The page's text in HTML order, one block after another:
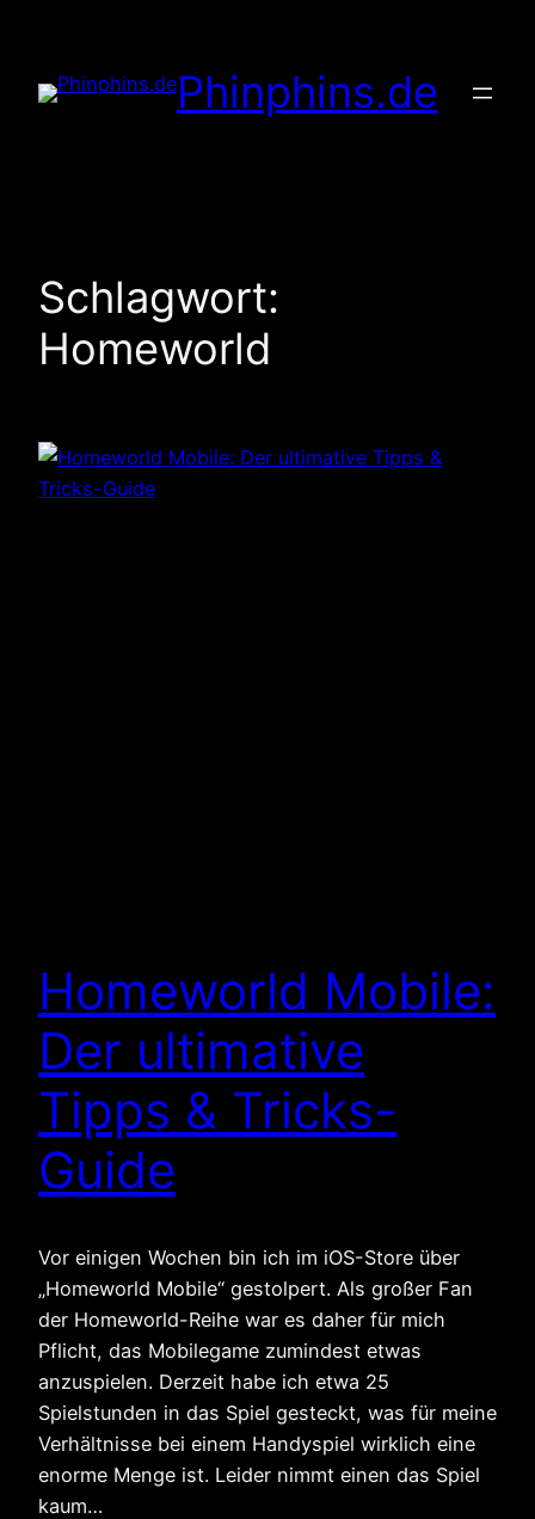
springen
Phinphins.de
Schlagwort:
Homeworld
Homeworld Mobile:
Der ultimative
Tipps & Tricks-
Guide
Vor einigen Wochen bin ich im iOS-Store über
„Homeworld Mobile“ gestolpert. Als großer Fan
der Homeworld-Reihe war es daher für mich
Pflicht, das Mobilegame zumindest etwas
anzuspielen. Derzeit habe ich etwa 25
Spielstunden in das Spiel gesteckt, was für meine
Verhältnisse bei einem Handyspiel wirklich eine
enorme Menge ist. Leider nimmt einen das Spiel
kaum…